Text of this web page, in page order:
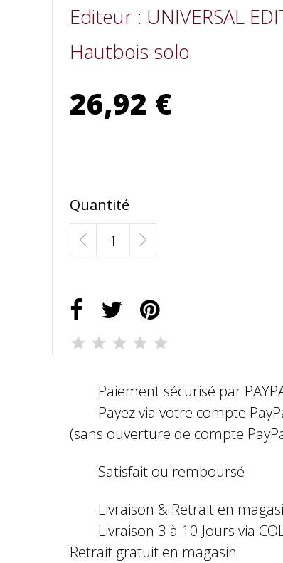
Editeur : UNIVERSAL
Hautbois solo
26,92 €
Quantité
Paiement sécurisé par
Payez via votre compte
(sans ouverture de compte
Satisfait ou remboursé
Livraison & Retrait en
Livraison 3 à 10 Jours via
Retrait gratuit en magasin